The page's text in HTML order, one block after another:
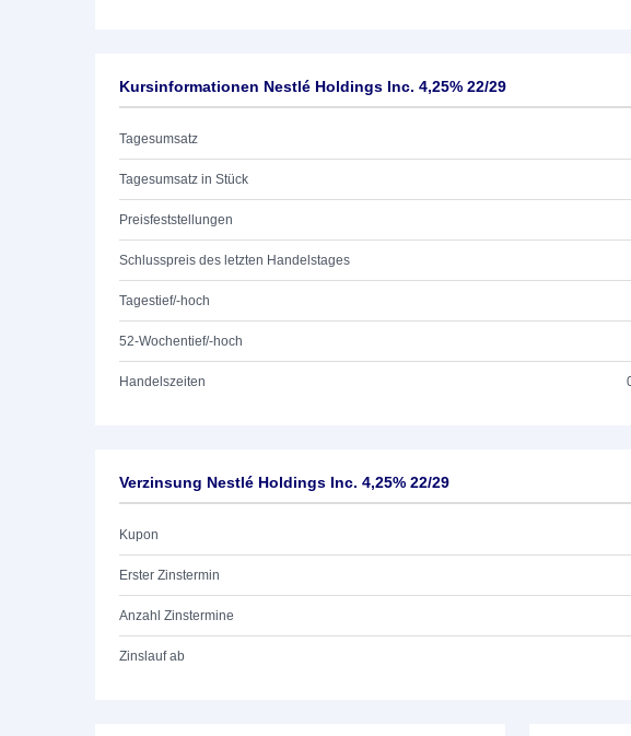
Kursinformationen Nestlé Holdings Inc. 4,25% 22/29
Tagesumsatz
Tagesumsatz in Stück
Preisfeststellungen
Schlusspreis des letzten Handelstages
Tagestief/-hoch
52-Wochentief/-hoch
Handelszeiten
Verzinsung Nestlé Holdings Inc. 4,25% 22/29
Kupon
Erster Zinstermin
Anzahl Zinstermine
Zinslauf ab